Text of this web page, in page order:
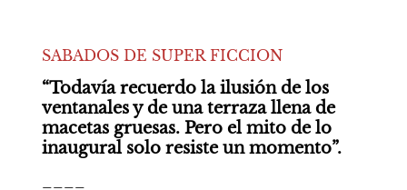
SABADOS DE SUPER FICCION
“Todavía recuerdo la ilusión de los
ventanales y de una terraza llena de
macetas gruesas. Pero el mito de lo
inaugural solo resiste un momento”.